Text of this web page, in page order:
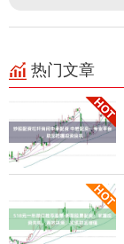
热门文章